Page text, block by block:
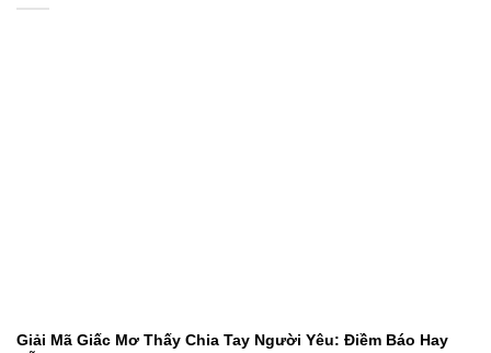
Giải Mã Giấc Mơ Thấy Chia Tay Người Yêu: Điềm Báo Hay